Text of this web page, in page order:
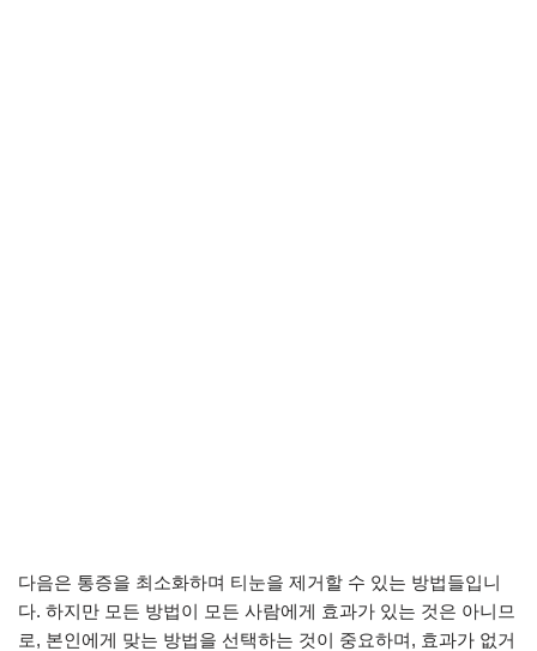
다음은 통증을 최소화하며 티눈을 제거할 수 있는 방법들입니
다. 하지만 모든 방법이 모든 사람에게 효과가 있는 것은 아니므
로, 본인에게 맞는 방법을 선택하는 것이 중요하며, 효과가 없거